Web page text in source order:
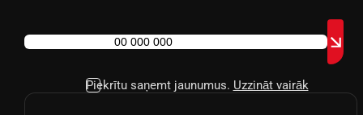
Piekrītu saņemt jaunumus. Uzzināt vairāk